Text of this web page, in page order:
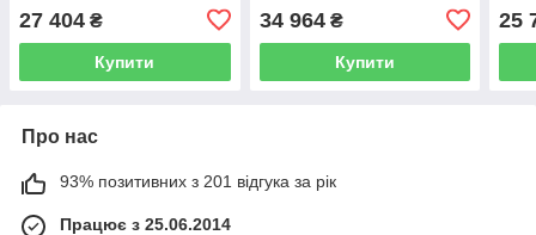
27 404 ₴
Купити
золото QW210EGDQ30
34 964₴
Купити
25
Про нас
93% позитивних з 201 відгука за рік
Працює з 25.06.2014